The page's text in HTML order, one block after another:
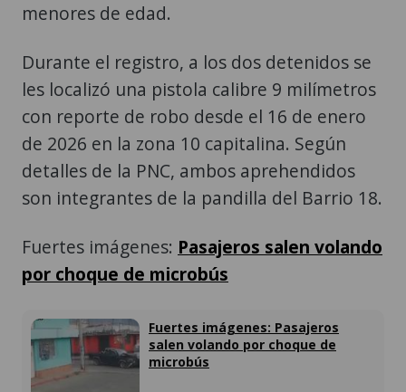
menores de edad.
Durante el registro, a los dos detenidos se
les localizó una pistola calibre 9 milímetros
con reporte de robo desde el 16 de enero
de 2026 en la zona 10 capitalina. Según
detalles de la PNC, ambos aprehendidos
son integrantes de la pandilla del Barrio 18.
Fuertes imágenes: Pasajeros salen volando
por choque de microbús
Fuertes imágenes: Pasajeros
salen volando por choque de
microbús